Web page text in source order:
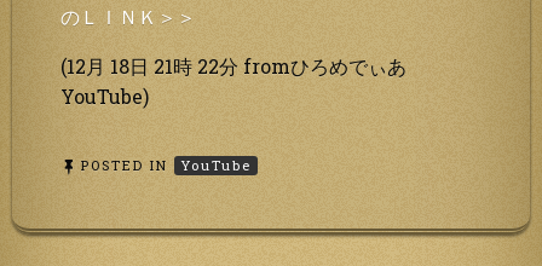
のＬＩＮＫ＞＞
(12月 18日 21時 22分 fromひろめでぃあ
YouTube)
POSTED IN YouTube